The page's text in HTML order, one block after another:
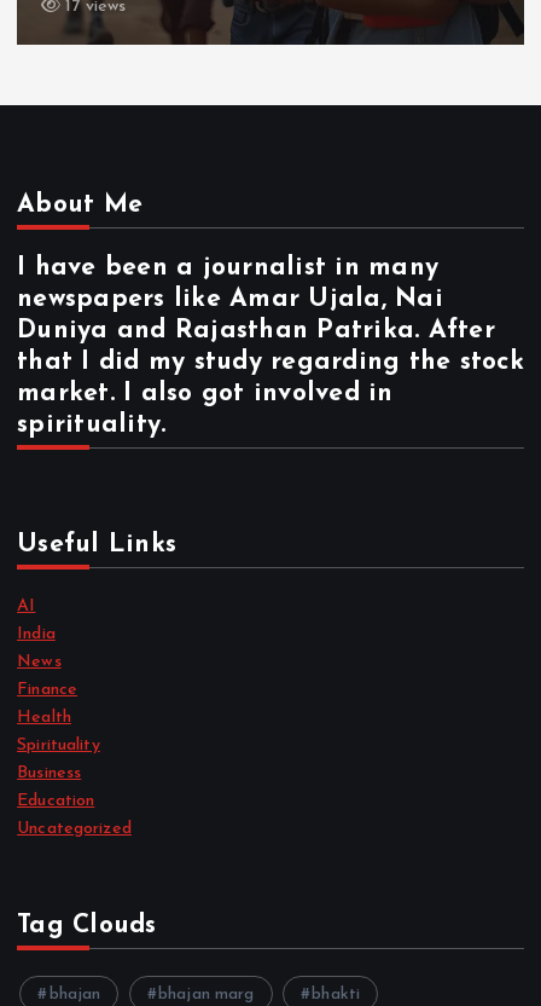
17 views
About Me
I have been a journalist in many
newspapers like Amar Ujala, Nai
Duniya and Rajasthan Patrika. After
that I did my study regarding the stock
market. I also got involved in
spirituality.
Useful Links
AI
India
News
Finance
Health
Spirituality
Business
Education
Uncategorized
Tag Clouds
bhajan bhajan marg bhakti